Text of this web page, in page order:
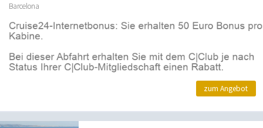
Barcelona
zum Angebot